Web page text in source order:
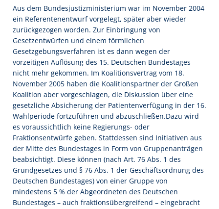
Aus dem Bundesjustizministerium war im November 2004
ein Referentenentwurf vorgelegt, später aber wieder
zurückgezogen worden. Zur Einbringung von
Gesetzentwürfen und einem förmlichen
Gesetzgebungsverfahren ist es dann wegen der
vorzeitigen Auflösung des 15. Deutschen Bundestages
nicht mehr gekommen. Im Koalitionsvertrag vom 18.
November 2005 haben die Koalitionspartner der Großen
Koalition aber vorgeschlagen, die Diskussion über eine
gesetzliche Absicherung der Patientenverfügung in der 16.
Wahlperiode fortzuführen und abzuschließen.Dazu wird
es voraussichtlich keine Regierungs- oder
Fraktionsentwürfe geben. Stattdessen sind Initiativen aus
der Mitte des Bundestages in Form von Gruppenanträgen
beabsichtigt. Diese können (nach Art. 76 Abs. 1 des
Grundgesetzes und § 76 Abs. 1 der Geschäftsordnung des
Deutschen Bundestages) von einer Gruppe von
mindestens 5 % der Abgeordneten des Deutschen
Bundestages – auch fraktionsübergreifend – eingebracht